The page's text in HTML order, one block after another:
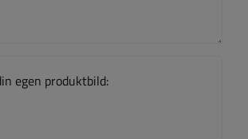
egen produktbild: